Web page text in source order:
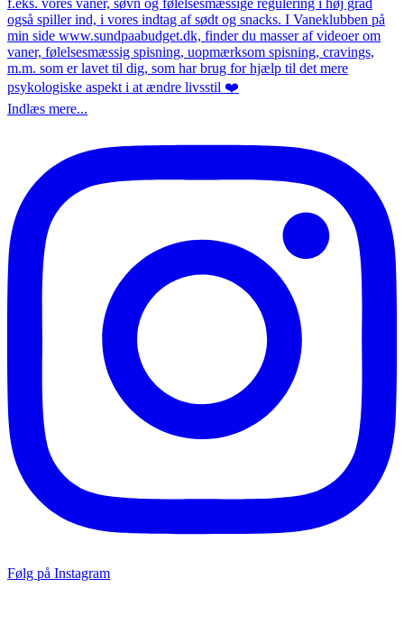
Indlæs mere...
Følg på Instagram